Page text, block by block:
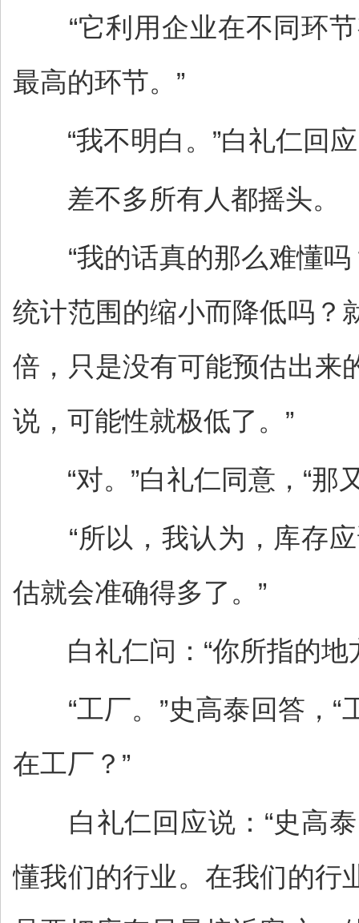
“它利用企业在不同环节
最高的环节。”
“我不明白。”白礼仁回应
差不多所有人都摇头。
“我的话真的那么难懂吗
统计范围的缩小而降低吗？
倍，只是没有可能预估出来
说，可能性就极低了。”
“对。”白礼仁同意，“那
“所以，我认为，库存应
估就会准确得多了。”
白礼仁问：“你所指的地
“工厂。”史高泰回答，“
在工厂？”
白礼仁回应说：“史高泰
懂我们的行业。在我们的行